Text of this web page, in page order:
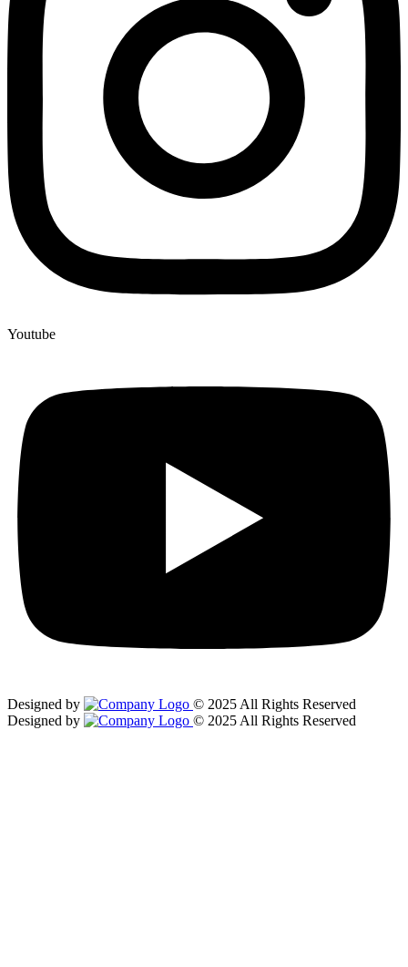
Youtube
Designed by
© 2025 All Rights Reserved
Designed by
© 2025 All Rights Reserved